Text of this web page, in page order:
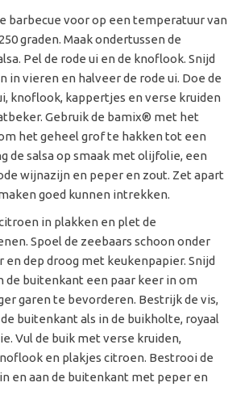
barbecue voor op een temperatuur van
graden. Maak ondertussen de
Pel de rode ui en de knoflook. Snijd
in vieren en halveer de rode ui. Doe de
knoflook, kappertjes en verse kruiden
Gebruik de bamix® met het
het geheel grof te hakken tot een
de salsa op smaak met olijfolie, een
wijnazijn en peper en zout. Zet apart
goed kunnen intrekken.
in plakken en plet de
Spoel de zeebaars schoon onder
en dep droog met keukenpapier. Snijd
de buitenkant een paar keer in om
garen te bevorderen. Bestrijk de vis,
buitenkant als in de buikholte, royaal
Vul de buik met verse kruiden,
en plakjes citroen. Bestrooi de
en aan de buitenkant met peper en